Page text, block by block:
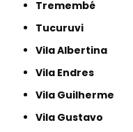
Tremembé
Tucuruvi
Vila Albertina
Vila Endres
Vila Guilherme
Vila Gustavo